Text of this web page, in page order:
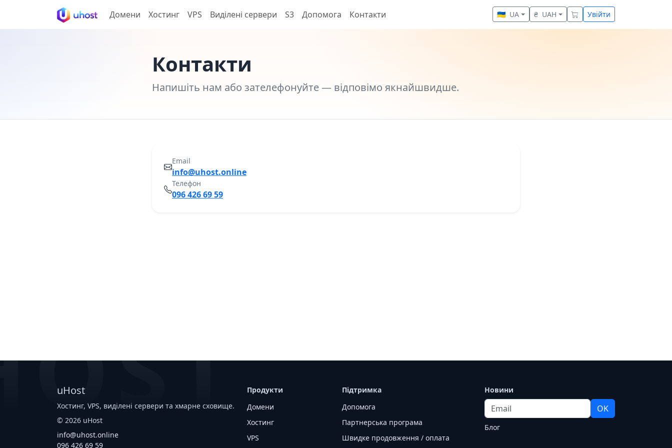
Домени Хостинг VPS Виділені сервери S3 Допомога Контакти 🇺🇦 UA ₴ UAH Увійти
Контакти
Напишіть нам або зателефонуйте — відповімо якнайшвидше.
Email
info@uhost.online
Телефон
096 426 69 59
uHost
Хостинг, VPS, виділені сервери та хмарне сховище.
© 2026 uHost
info@uhost.online
096 426 69 59
Продукти
Домени
Хостинг
VPS
Підтримка
Допомога
Партнерська програма
Швидке продовження / оплата
Новини
Email OK
Блог